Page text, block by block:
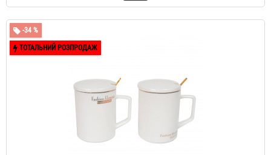
-34 %
ТОТАЛЬНИЙ РОЗПРОДАЖ